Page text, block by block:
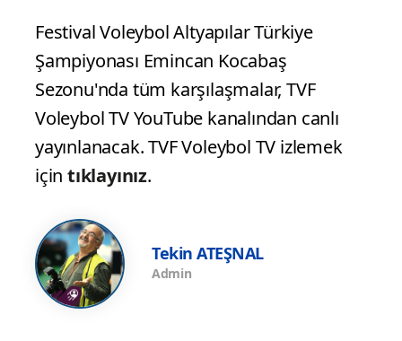
Festival Voleybol Altyapılar Türkiye
Şampiyonası Emincan Kocabaş
Sezonu'nda tüm karşılaşmalar, TVF
Voleybol TV YouTube kanalından canlı
yayınlanacak. TVF Voleybol TV izlemek
için tıklayınız.
Tekin ATEŞNAL
Admin